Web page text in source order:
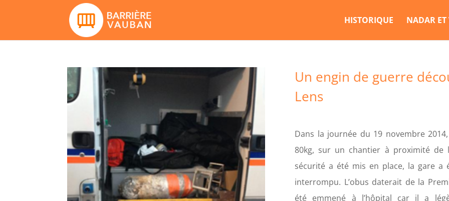
HISTORIQUE NADAR
Un engin de guerre
Lens
Dans la journée du 19 novembre
80kg, sur un chantier à proximité
sécurité a été mis en place, la gare a
interrompu. L’obus daterait de la
été emmené à l’hôpital car il a